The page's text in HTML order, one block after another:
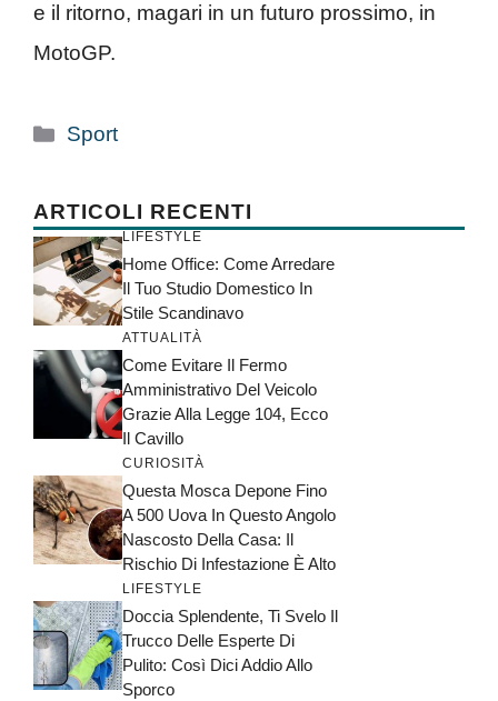
e il ritorno, magari in un futuro prossimo, in
MotoGP.
Categorie
Sport
ARTICOLI RECENTI
LIFESTYLE
Home Office: Come Arredare
Il Tuo Studio Domestico In
Stile Scandinavo
ATTUALITÀ
Come Evitare Il Fermo
Amministrativo Del Veicolo
Grazie Alla Legge 104, Ecco
Il Cavillo
CURIOSITÀ
Questa Mosca Depone Fino
A 500 Uova In Questo Angolo
Nascosto Della Casa: Il
Rischio Di Infestazione È Alto
LIFESTYLE
Doccia Splendente, Ti Svelo Il
Trucco Delle Esperte Di
Pulito: Così Dici Addio Allo
Sporco